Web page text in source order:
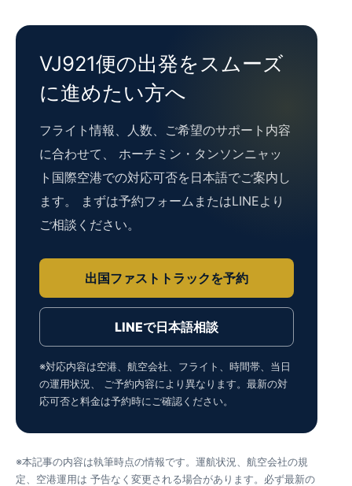
VJ921便の出発をスムーズ
に進めたい方へ
フライト情報、人数、ご希望のサポート内容
に合わせて、 ホーチミン・タンソンニャッ
ト国際空港での対応可否を日本語でご案内し
ます。 まずは予約フォームまたはLINEより
ご相談ください。
出国ファストトラックを予約
LINEで日本語相談
※対応内容は空港、航空会社、フライト、時間帯、当日
の運用状況、 ご予約内容により異なります。最新の対
応可否と料金は予約時にご確認ください。
※本記事の内容は執筆時点の情報です。運航状況、航空会社の規
定、空港運用は 予告なく変更される場合があります。必ず最新の